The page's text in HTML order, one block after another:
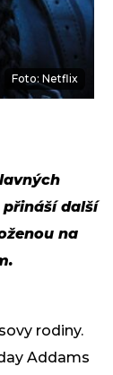
Foto: Netflix
další
na
rodiny.
Addams